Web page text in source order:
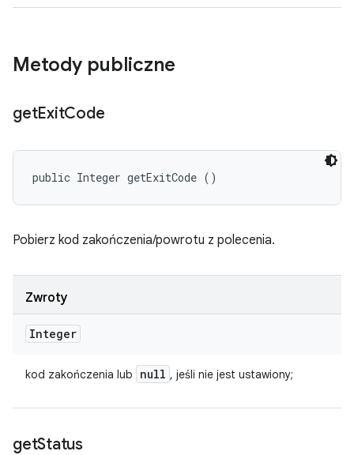
Metody publiczne
getExitCode
public Integer getExitCode ()
Pobierz kod zakończenia/powrotu z polecenia.
Zwroty
Integer
kod zakończenia lub null , jeśli nie jest ustawiony;
getStatus